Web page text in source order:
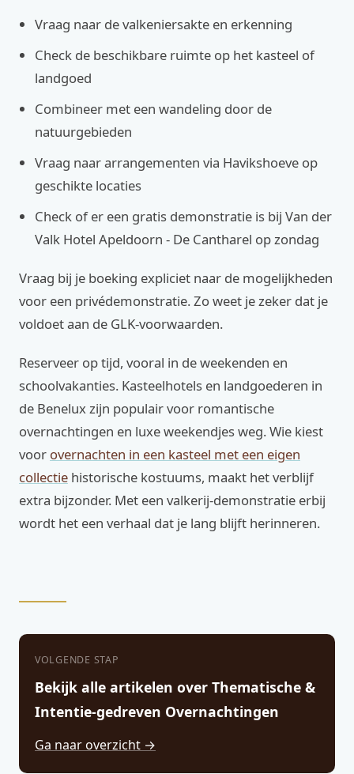
Vraag naar de valkeniersakte en erkenning
Check de beschikbare ruimte op het kasteel of
landgoed
Combineer met een wandeling door de
natuurgebieden
Vraag naar arrangementen via Havikshoeve op
geschikte locaties
Check of er een gratis demonstratie is bij Van der
Valk Hotel Apeldoorn - De Cantharel op zondag
Vraag bij je boeking expliciet naar de mogelijkheden
voor een privédemonstratie. Zo weet je zeker dat je
voldoet aan de GLK-voorwaarden.
Reserveer op tijd, vooral in de weekenden en
schoolvakanties. Kasteelhotels en landgoederen in
de Benelux zijn populair voor romantische
overnachtingen en luxe weekendjes weg. Wie kiest
voor overnachten in een kasteel met een eigen
collectie historische kostuums, maakt het verblijf
extra bijzonder. Met een valkerij-demonstratie erbij
wordt het een verhaal dat je lang blijft herinneren.
VOLGENDE STAP
Bekijk alle artikelen over Thematische &
Intentie-gedreven Overnachtingen
Ga naar overzicht →